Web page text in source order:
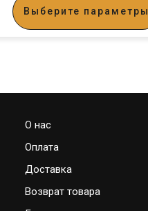
Выберите параметры
О нас
Оплата
Доставка
Возврат товара